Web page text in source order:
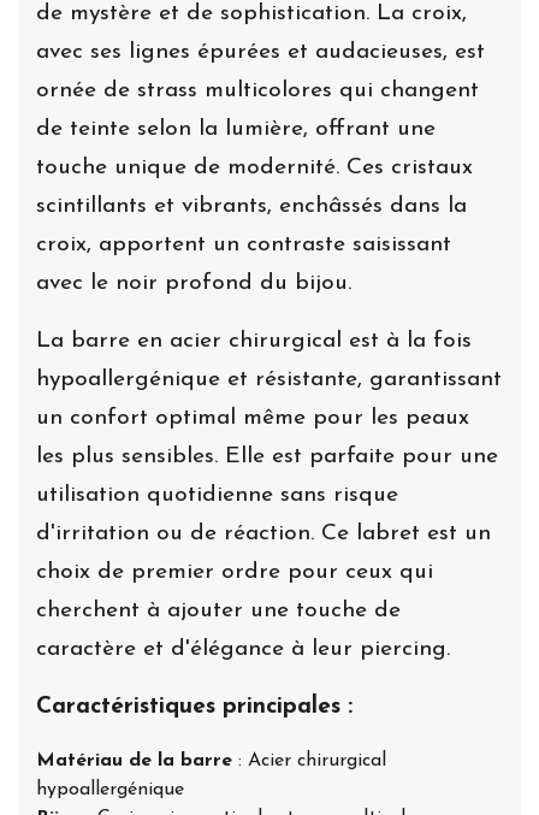
de mystère et de sophistication. La croix,
avec ses lignes épurées et audacieuses, est
ornée de strass multicolores qui changent
de teinte selon la lumière, offrant une
touche unique de modernité. Ces cristaux
scintillants et vibrants, enchâssés dans la
croix, apportent un contraste saisissant
avec le noir profond du bijou.
La barre en acier chirurgical est à la fois
hypoallergénique et résistante, garantissant
un confort optimal même pour les peaux
les plus sensibles. Elle est parfaite pour une
utilisation quotidienne sans risque
d'irritation ou de réaction. Ce labret est un
choix de premier ordre pour ceux qui
cherchent à ajouter une touche de
caractère et d'élégance à leur piercing.
Caractéristiques principales :
Matériau de la barre : Acier chirurgical
hypoallergénique